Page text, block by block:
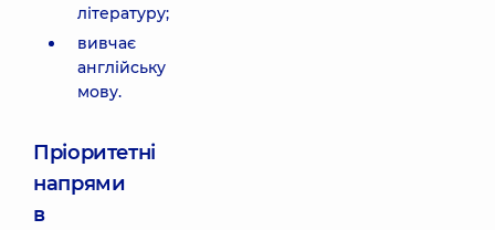
літературу;
вивчає
англійську
мову.
Пріоритетні
напрями
в